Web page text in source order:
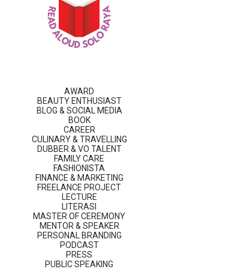
AWARD
BEAUTY ENTHUSIAST
BLOG & SOCIAL MEDIA
BOOK
CAREER
CULINARY & TRAVELLING
DUBBER & VO TALENT
FAMILY CARE
FASHIONISTA
FINANCE & MARKETING
FREELANCE PROJECT
LECTURE
LITERASI
MASTER OF CEREMONY
MENTOR & SPEAKER
PERSONAL BRANDING
PODCAST
PRESS
PUBLIC SPEAKING